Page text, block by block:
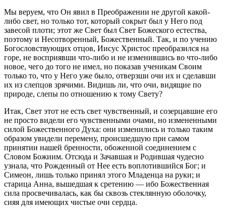
Мы веруем, что Он явил в Преображении не другой какой-
либо свет, но только тот, который сокрыт был у Него под
завесой плоти; этот же Свет был Свет Божеского естества,
поэтому и Несотворенный, Божественный. Так, и по учению
Богословствующих отцов, Иисус Христос преобразился на
горе, не восприявши что-либо и не изменившись во что-либо
новое, чего до того не имел, но показав ученикам Своим
только то, что у Него уже было, отверзши очи их и сделавши
их из слепцов зрячими. Видишь ли, что очи, видящие по
природе, слепы по отношению к тому Свету?
Итак, Свет этот не есть свет чувственный, и созерцавшие его
не просто видели его чувственными очами, но измененными
силой Божественного Духа: они изменились и только таким
образом увидели перемену, происшедшую при самом
принятии нашей бренности, обоженной соединением с
Словом Божиим. Отсюда и Зачавшая и Родившая чудесно
узнала, что Рожденный от Нее есть воплотившийся Бог; и
Симеон, лишь только принял этого Младенца на руки; и
старица Анна, вышедшая к сретению — ибо Божественная
сила просвечивалась, как бы сквозь стеклянную оболочку,
сияя для имеющих чистые очи сердца.